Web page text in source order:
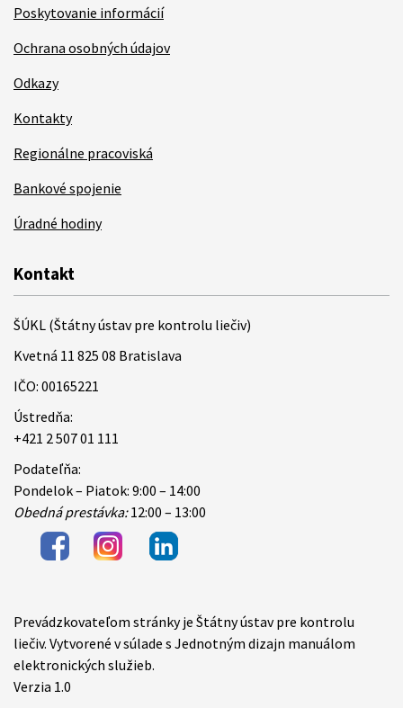
Poskytovanie informácií
Ochrana osobných údajov
Odkazy
Kontakty
Regionálne pracoviská
Bankové spojenie
Úradné hodiny
Kontakt
ŠÚKL (Štátny ústav pre kontrolu liečiv)
Kvetná 11 825 08 Bratislava
IČO: 00165221
Ústredňa:
+421 2 507 01 111
Podateľňa:
Pondelok – Piatok: 9:00 – 14:00
Obedná prestávka:12:00 – 13:00
Items
Prevádzkovateľom stránky je Štátny ústav pre kontrolu
liečiv. Vytvorené v súlade s Jednotným dizajn manuálom
elektronických služieb.
Verzia 1.0